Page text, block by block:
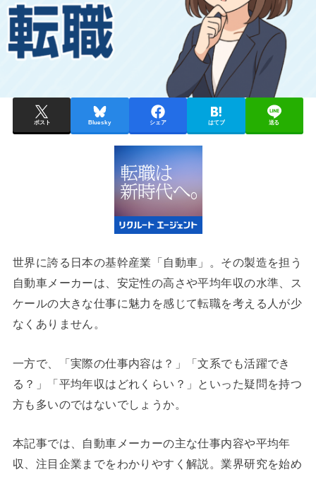
ポスト Bluesky シェア はてブ 送る
世界に誇る日本の基幹産業「自動車」。その製造を担う
自動車メーカーは、安定性の高さや平均年収の水準、ス
ケールの大きな仕事に魅力を感じて転職を考える人が少
なくありません。
一方で、「実際の仕事内容は？」「文系でも活躍でき
る？」「平均年収はどれくらい？」といった疑問を持つ
方も多いのではないでしょうか。
本記事では、自動車メーカーの主な仕事内容や平均年
収、注目企業までをわかりやすく解説。業界研究を始め